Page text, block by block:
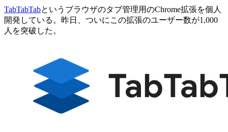
TabTabTabというブラウザのタブ管理用のChrome拡張を個人
開発している。昨日、ついにこの拡張のユーザー数が1,000
人を突破した。